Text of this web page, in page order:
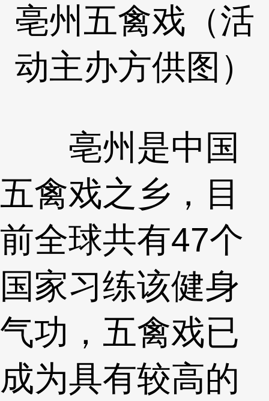
亳州五禽戏 （活
动主办方供图）
亳州是中国
五禽戏之乡，目
前全球共有47个
国家习练该健身
气功，五禽戏已
成为具有较高的